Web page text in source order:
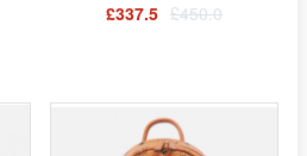
£337.5 £450.0